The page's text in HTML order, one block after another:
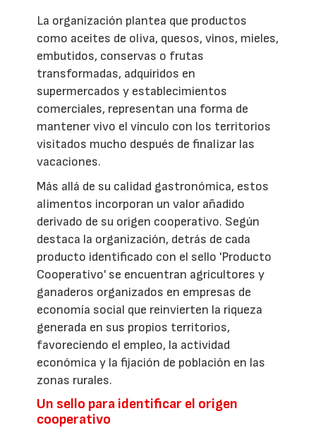
La organización plantea que productos
como aceites de oliva, quesos, vinos, mieles,
embutidos, conservas o frutas
transformadas, adquiridos en
supermercados y establecimientos
comerciales, representan una forma de
mantener vivo el vínculo con los territorios
visitados mucho después de finalizar las
vacaciones.
Más allá de su calidad gastronómica, estos
alimentos incorporan un valor añadido
derivado de su origen cooperativo. Según
destaca la organización, detrás de cada
producto identificado con el sello 'Producto
Cooperativo' se encuentran agricultores y
ganaderos organizados en empresas de
economía social que reinvierten la riqueza
generada en sus propios territorios,
favoreciendo el empleo, la actividad
económica y la fijación de población en las
zonas rurales.
Un sello para identificar el origen
cooperativo